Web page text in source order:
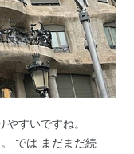
すいですね。
では まだまだ続